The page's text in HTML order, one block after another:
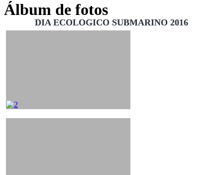
Álbum de fotos
DIA ECOLOGICO SUBMARINO 2016